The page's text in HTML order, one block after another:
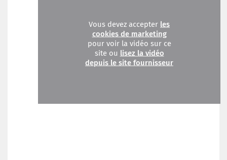
Vous devez accepter les
cookies de marketing
pour voir la vidéo sur ce
site ou lisez la vidéo
depuis le site fournisseur